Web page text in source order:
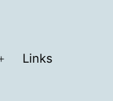
Menü
Links